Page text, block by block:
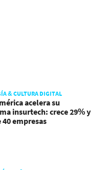
& CULTURA DIGITAL
acelera su
insurtech: crece 29% y
40 empresas